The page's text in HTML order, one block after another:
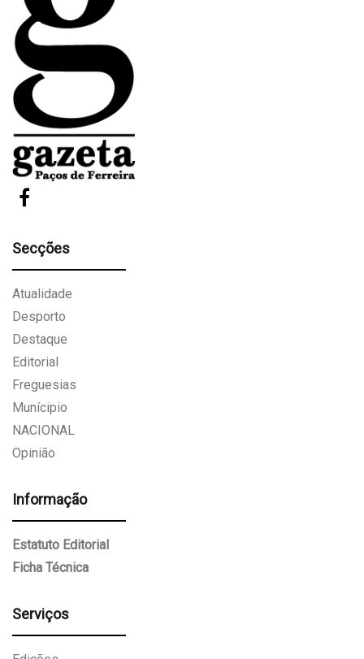
Secções
Atualidade
Desporto
Destaque
Editorial
Freguesias
Munícipio
NACIONAL
Opinião
Informação
Estatuto Editorial
Ficha Técnica
Serviços